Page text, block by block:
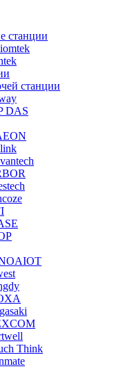
станции
станции
DAS
Think